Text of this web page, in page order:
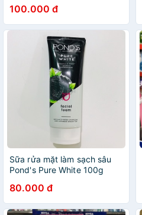
100.000 đ
Sữa rửa mặt làm sạch sâu
Pond's Pure White 100g
80.000 đ